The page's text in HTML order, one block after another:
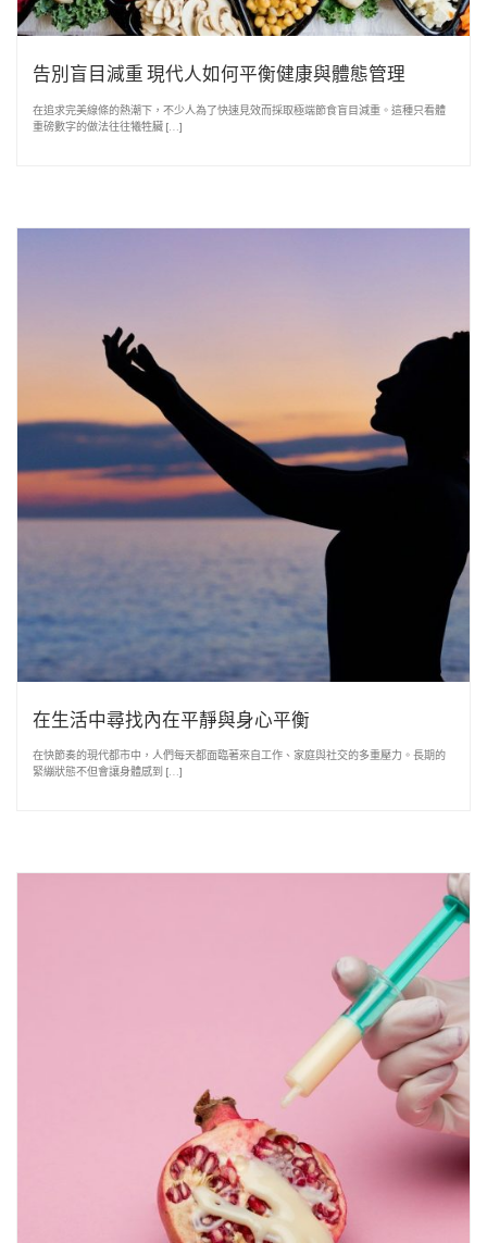
告別盲目減重 現代人如何平衡健康與體態管理
在追求完美線條的熱潮下，不少人為了快速見效而採取極端節食盲目減重。這種只看體
重磅數字的做法往往犧牲臟 […]
在生活中尋找內在平靜與身心平衡
在快節奏的現代都市中，人們每天都面臨著來自工作、家庭與社交的多重壓力。長期的
緊繃狀態不但會讓身體感到 […]